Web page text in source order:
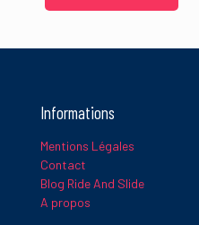
mail*
Ce site utilise Akismet pour
Informations
Mentions Légales
Contact
Blog Ride And Slide
A propos